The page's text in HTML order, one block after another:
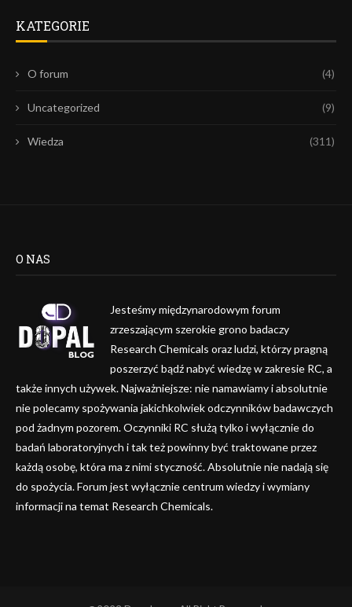
KATEGORIE
O forum (4)
Uncategorized (9)
Wiedza (311)
O NAS
Jesteśmy międzynarodowym forum
zrzeszającym szerokie grono badaczy
Research Chemicals oraz ludzi, którzy pragną
poszerzyć bądź nabyć wiedzę w zakresie RC, a
także innych używek. Najważniejsze: nie namawiamy i absolutnie
nie polecamy spożywania jakichkolwiek odczynników badawczych
pod żadnym pozorem. Oczynniki RC służą tylko i wyłącznie do
badań laboratoryjnych i tak też powinny być traktowane przez
każdą osobę, która ma z nimi styczność. Absolutnie nie nadają się
do spożycia. Forum jest wyłącznie centrum wiedzy i wymiany
informacji na temat Research Chemicals.